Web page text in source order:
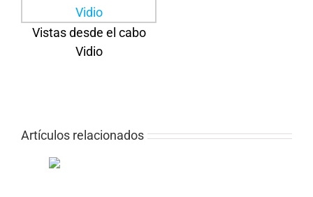
Vistas desde el cabo
Vidio
Artículos relacionados